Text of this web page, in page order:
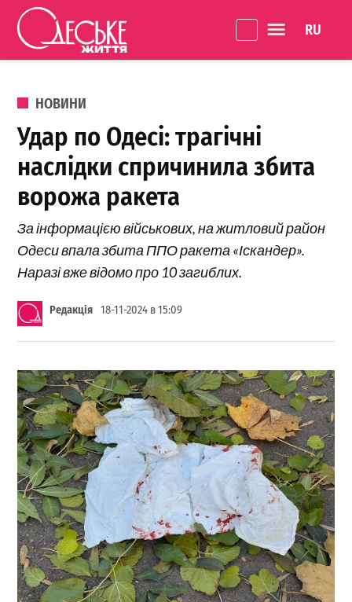
Перейти до вмісту
Життя
ОПУБЛІКОВАНО В
НОВИНИ
Удар по Одесі: трагічні
наслідки спричинила збита
ворожа ракета
За інформацією військових, на житловий район
Одеси впала збита ППО ракета «Іскандер».
Наразі вже відомо про 10 загиблих.
Редакція 18-11-2024 в 15:09